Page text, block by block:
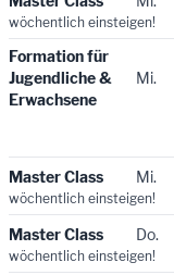
wöchentlich einsteigen!
Formation für
Jugendliche &
Erwachsene
Mi.
Master Class Mi.
wöchentlich einsteigen!
Master Class Do.
wöchentlich einsteigen!